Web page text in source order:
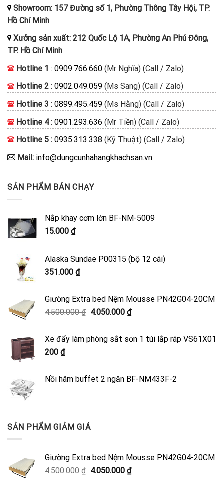
Showroom: 157 Đường số 1, Phường Thông Tây Hội, TP.
Hồ Chí Minh
Xưởng sản xuất: 212 Quốc Lộ 1A, Phường An Phú Đông,
TP. Hồ Chí Minh
Hotline 1 : 0909.766.660 (Mr Nghĩa) (Call / Zalo)
Hotline 2 : 0902.049.059 (Ms Sang) (Call / Zalo)
Hotline 3 : 0899.495.459 (Ms Hằng) (Call / Zalo)
Hotline 4: 0901.293.636 (Mr Tiền) (Call / Zalo)
Hotline 5 : 0935.313.338 (Kỹ Thuật) (Call / Zalo)
Mail: info@dungcunhahangkhachsan.vn
SẢN PHẨM BÁN CHẠY
Nắp khay cơm lớn BF-NM-5009
15.000 ₫
Alaska Sundae P00315 (bộ 12 cái)
351.000 ₫
Giường Extra bed Nệm Mousse PN42G04-20CM
4.500.000₫ Giá
4.500.000 ₫.
4.050.000 ₫Giá
là:
Xe đẩy làm phòng sắt sơn 1 túi lắp ráp VS61X01
200 ₫
Nồi hâm buffet 2 ngăn BF-NM433F-2
SẢN PHẨM GIẢM GIÁ
Giường Extra bed Nệm Mousse PN42G04-20CM
4.500.000₫ Giá
4.050.000 ₫Giá